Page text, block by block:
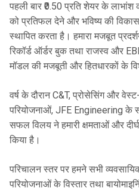
पहली बार ₹0.50 प्रति शेयर के
को प्रतिफल देने और भविष्य की
स्थापित करता है। हमारा मजबूत
रिकॉर्ड ऑर्डर बुक तथा राजस्व और
मॉडल की मजबूती और हितधारकों के
वर्ष के दौरान C&T, प्रोसेसिंग और
परियोजनाओं, JFE Engineering के
सफल विलय ने हमारी क्षमताओं और
किया है।
परिचालन स्तर पर हमने सभी
परियोजनाओं के विस्तार तथा